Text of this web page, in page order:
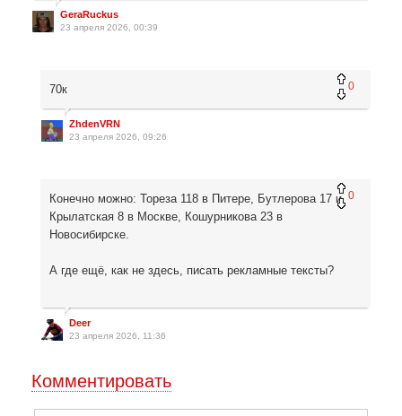
GeraRuckus
23 апреля 2026, 00:39
0
70к
ZhdenVRN
23 апреля 2026, 09:26
0
Конечно можно: Тореза 118 в Питере, Бутлерова 17 и
Крылатская 8 в Москве, Кошурникова 23 в
Новосибирске.
А где ещё, как не здесь, писать рекламные тексты?
Deer
23 апреля 2026, 11:36
Комментировать